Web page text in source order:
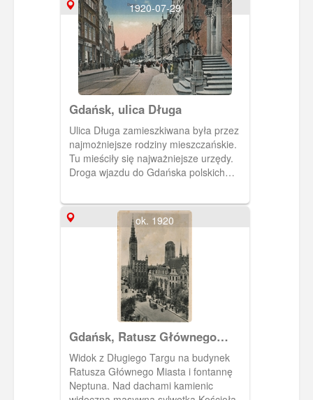
1920-07-29
Gdańsk, ulica Długa
Ulica Długa zamieszkiwana była przez
najmożniejsze rodziny mieszczańskie.
Tu mieściły się najważniejsze urzędy.
Droga wjazdu do Gdańska polskich
ratusza.
ok. 1920
Gdańsk, Ratusz Głównego
Miasta
Widok z Długiego Targu na budynek
Ratusza Głównego Miasta i fontannę
Neptuna. Nad dachami kamienic